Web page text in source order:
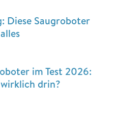
Diese Saugroboter
im Test 2026:
drin?